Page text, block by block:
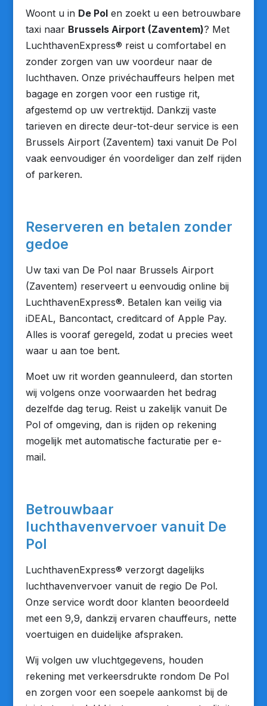
Woont u in De Polen zoekt u een betrouwbare
taxi naar Brussels Airport (Zaventem)? Met
LuchthavenExpress® reist u comfortabel en
zonder zorgen van uw voordeur naar de
luchthaven. Onze privéchauffeurs helpen met
bagage en zorgen voor een rustige rit,
afgestemd op uw vertrektijd. Dankzij vaste
tarieven en directe deur-tot-deur service is een
Brussels Airport (Zaventem) taxi vanuit De Pol
vaak eenvoudiger én voordeliger dan zelf rijden
of parkeren.
Reserveren en betalen zonder
gedoe
Uw taxi van De Pol naar Brussels Airport
(Zaventem) reserveert u eenvoudig online bij
LuchthavenExpress®. Betalen kan veilig via
iDEAL, Bancontact, creditcard of Apple Pay.
Alles is vooraf geregeld, zodat u precies weet
waar u aan toe bent.
Moet uw rit worden geannuleerd, dan storten
wij volgens onze voorwaarden het bedrag
dezelfde dag terug. Reist u zakelijk vanuit De
Pol of omgeving, dan is rijden op rekening
mogelijk met automatische facturatie per e-
mail.
Betrouwbaar
luchthavenvervoer vanuit De
Pol
LuchthavenExpress® verzorgt dagelijks
luchthavenvervoer vanuit de regio De Pol.
Onze service wordt door klanten beoordeeld
met een 9,9, dankzij ervaren chauffeurs, nette
voertuigen en duidelijke afspraken.
Wij volgen uw vluchtgegevens, houden
rekening met verkeersdrukte rondom De Pol
en zorgen voor een soepele aankomst bij de